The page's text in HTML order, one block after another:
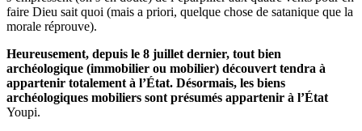
faire Dieu sait quoi (mais a priori, quelque chose de satanique que la
morale réprouve).
Heureusement, depuis le 8 juillet dernier, tout bien
archéologique (immobilier ou mobilier) découvert tendra à
appartenir totalement à l’État. Désormais, les biens
archéologiques mobiliers sont présumés appartenir à l’État
Youpi.